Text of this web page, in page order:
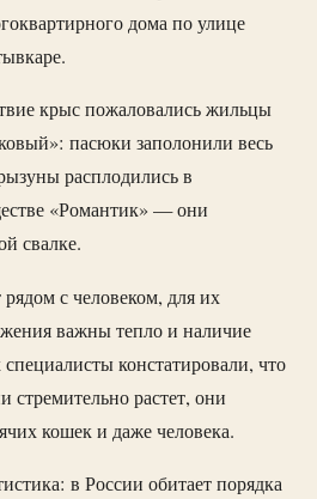
дома по улице
крыс пожаловались жильцы
пасюки заполонили весь
расплодились в
«Романтик» — они
свалке.
с человеком, для их
важны тепло и наличие
констатировали, что
стремительно растет, они
кошек и даже человека.
в России обитает порядка